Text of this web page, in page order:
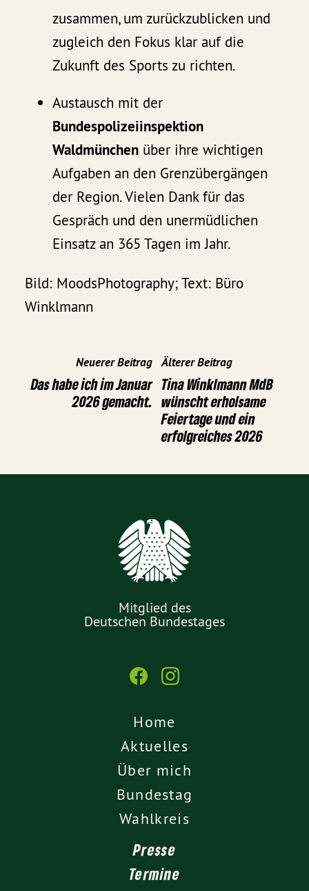
zusammen, um zurückzublicken und
zugleich den Fokus klar auf die
Zukunft des Sports zu richten.
Austausch mit der
Bundespolizeiinspektion
Waldmünchen über ihre wichtigen
Aufgaben an den Grenzübergängen
der Region. Vielen Dank für das
Gespräch und den unermüdlichen
Einsatz an 365 Tagen im Jahr.
Bild: MoodsPhotography; Text: Büro
Winklmann
Neuerer Beitrag
Das habe ich im Januar
2026 gemacht.
Älterer Beitrag
Tina Winklmann MdB
wünscht erholsame
Feiertage und ein
erfolgreiches 2026
Mitglied des
Deutschen Bundestages
Home
Aktuelles
Über mich
Bundestag
Wahlkreis
Presse
Termine